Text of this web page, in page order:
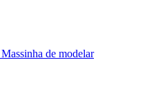
de modelar